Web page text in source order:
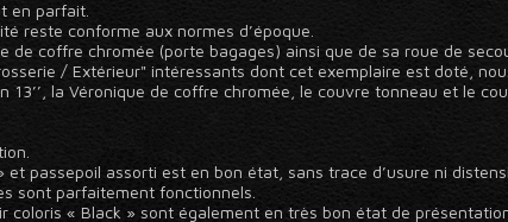
en parfait.
reste conforme aux normes d’époque.
de coffre chromée (porte bagages) ainsi que de sa roue de
/ Extérieur" intéressants dont cet exemplaire est doté,
13’’, la Véronique de coffre chromée, le couvre tonneau et le
et passepoil assorti est en bon état, sans trace d’usure ni
sont parfaitement fonctionnels.
coloris « Black » sont également en très bon état de